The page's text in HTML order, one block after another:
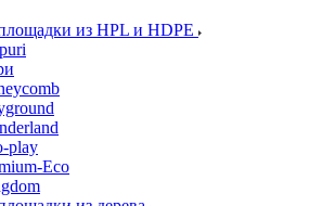
из HPL и HDPE
play
Eco